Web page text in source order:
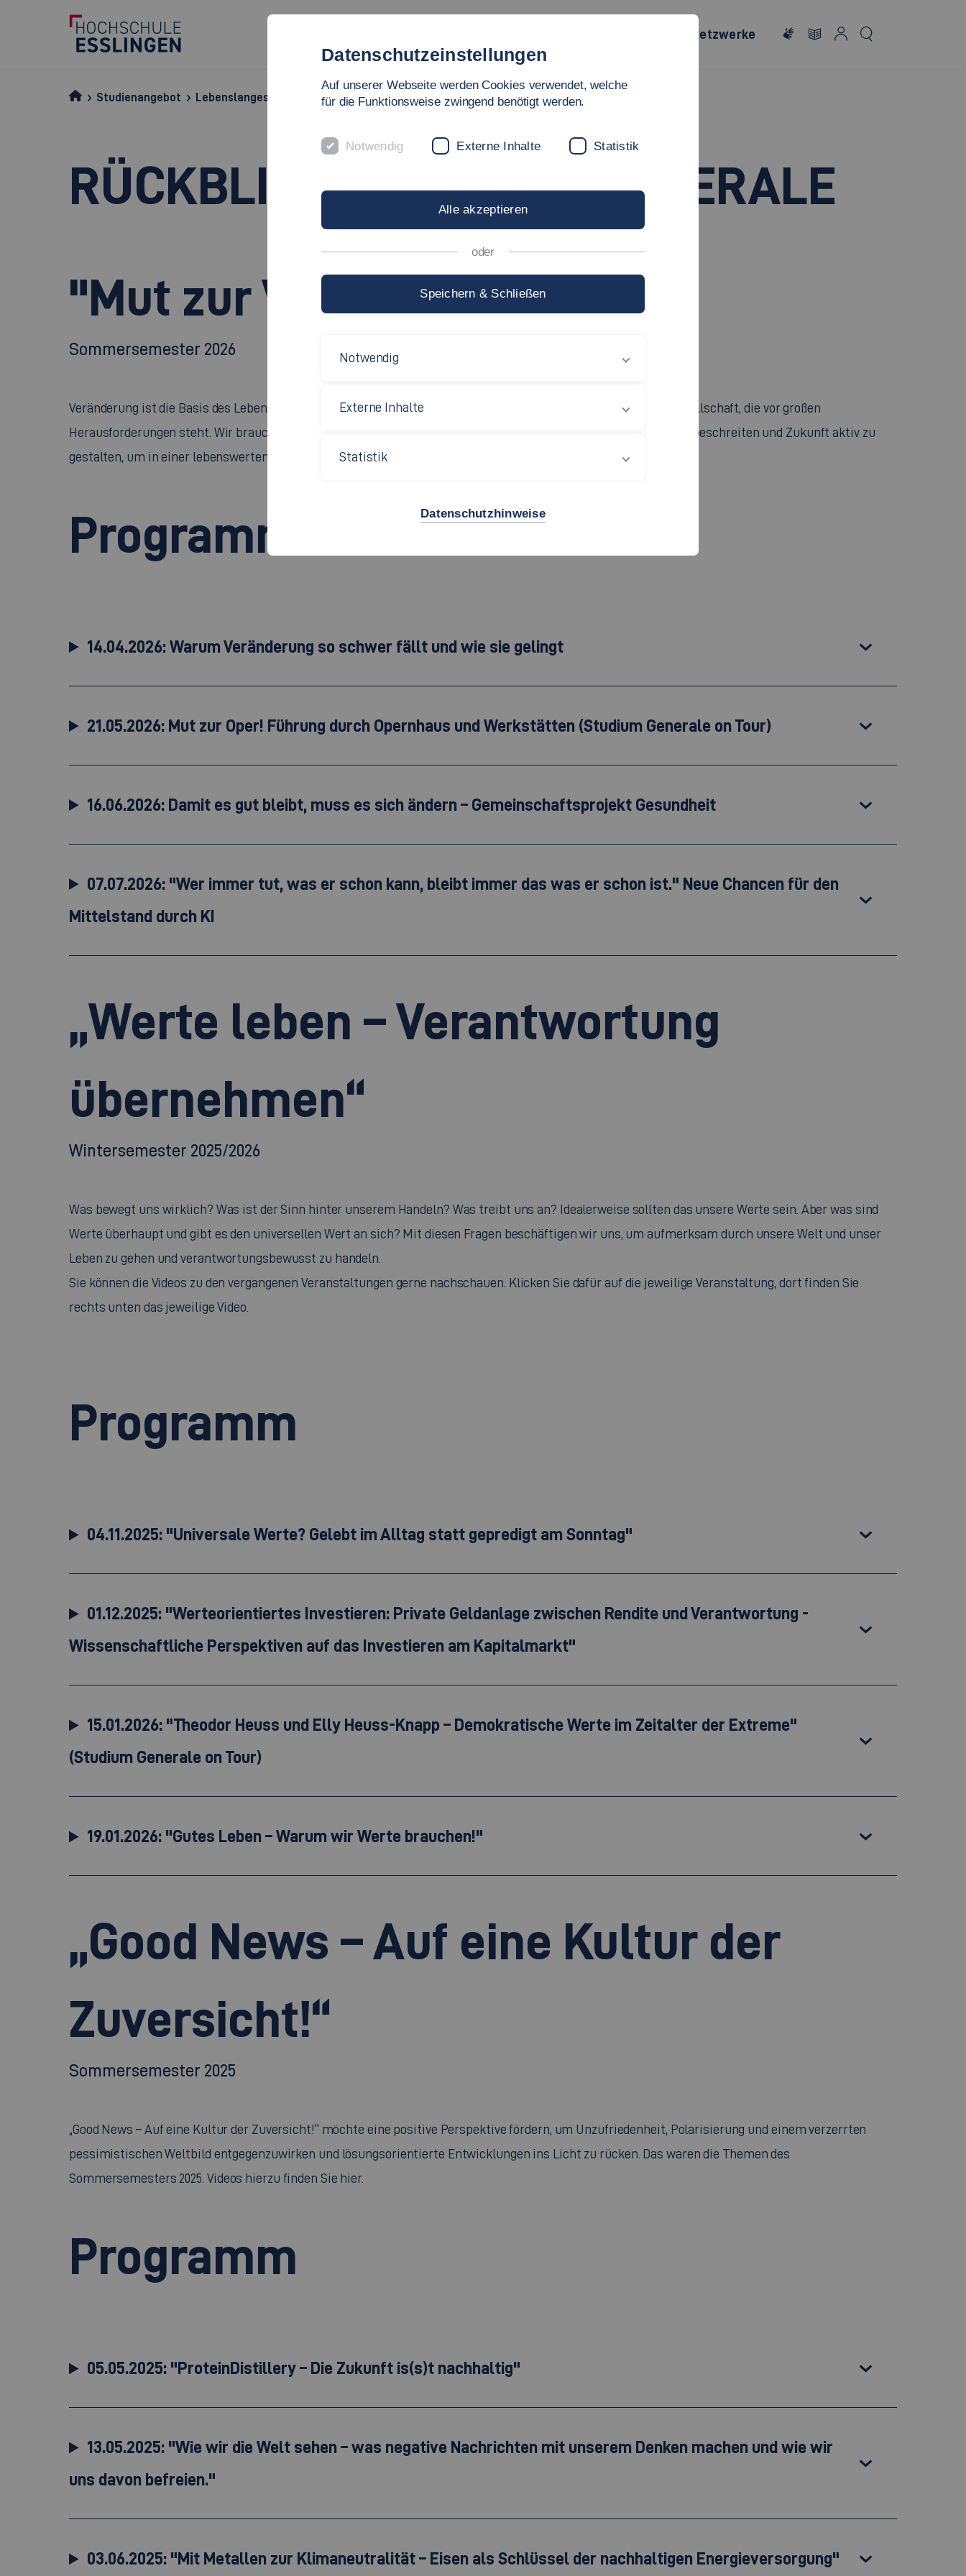
Netzwerke
Studienangebot Lebenslanges Lernen Studium Generale Öffentliche Vortragsreihe Rückblicke
RÜCKBLICKE STUDIUM GENERALE
"Mut zur Veränderung"
Sommersemester 2026
Veränderung ist die Basis des Lebens – sie treibt uns voran, lässt uns wachsen und ist unverzichtbar für eine Gesellschaft, die vor großen
Herausforderungen steht. Wir brauchen heute mehr denn je den Mut, vertraute Pfade zu verlassen, neue Wege zu beschreiten und Zukunft aktiv zu
gestalten, um in einer lebenswerten, gerechten und nachhaltigen Welt zu leben.
Programm
14.04.2026: Warum Veränderung so schwer fällt und wie sie gelingt
21.05.2026: Mut zur Oper! Führung durch Opernhaus und Werkstätten (Studium Generale on Tour)
16.06.2026: Damit es gut bleibt, muss es sich ändern – Gemeinschaftsprojekt Gesundheit
07.07.2026: "Wer immer tut, was er schon kann, bleibt immer das was er schon ist." Neue Chancen für den
Mittelstand durch KI
„Werte leben – Verantwortung
übernehmen“
Wintersemester 2025/2026
Was bewegt uns wirklich? Was ist der Sinn hinter unserem Handeln? Was treibt uns an? Idealerweise sollten das unsere Werte sein. Aber was sind
Werte überhaupt und gibt es den universellen Wert an sich? Mit diesen Fragen beschäftigen wir uns, um aufmerksam durch unsere Welt und unser
Leben zu gehen und verantwortungsbewusst zu handeln.
Sie können die Videos zu den vergangenen Veranstaltungen gerne nachschauen. Klicken Sie dafür auf die jeweilige Veranstaltung, dort finden Sie
rechts unten das jeweilige Video.
Programm
04.11.2025: "Universale Werte? Gelebt im Alltag statt gepredigt am Sonntag"
01.12.2025: "Werteorientiertes Investieren: Private Geldanlage zwischen Rendite und Verantwortung -
Wissenschaftliche Perspektiven auf das Investieren am Kapitalmarkt"
15.01.2026: "Theodor Heuss und Elly Heuss-Knapp – Demokratische Werte im Zeitalter der Extreme"
(Studium Generale on Tour)
19.01.2026: "Gutes Leben – Warum wir Werte brauchen!"
„Good News – Auf eine Kultur der
Zuversicht!“
Sommersemester 2025
„Good News – Auf eine Kultur der Zuversicht!“ möchte eine positive Perspektive fördern, um Unzufriedenheit, Polarisierung und einem verzerrten
pessimistischen Weltbild entgegenzuwirken und lösungsorientierte Entwicklungen ins Licht zu rücken. Das waren die Themen des
Sommersemesters 2025. Videos hierzu finden Sie hier.
Programm
05.05.2025: "ProteinDistillery – Die Zukunft is(s)t nachhaltig"
13.05.2025: "Wie wir die Welt sehen – was negative Nachrichten mit unserem Denken machen und wie wir
uns davon befreien."
03.06.2025: "Mit Metallen zur Klimaneutralität – Eisen als Schlüssel der nachhaltigen Energieversorgung"
Datenschutzeinstellungen
Auf unserer Webseite werden Cookies verwendet, welche
für die Funktionsweise zwingend benötigt werden.
Notwendig Externe Inhalte Statistik
Alle akzeptieren
oder
Speichern & Schließen
Notwendig
Externe Inhalte
Statistik
Datenschutzhinweise